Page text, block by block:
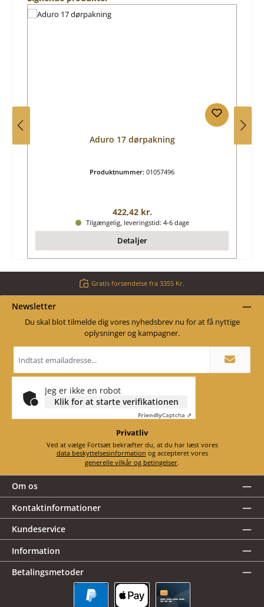
Aduro 17 dørpakning
Produktnummer: 01057496
Almindelig pris:
422,42 kr.
Tilgængelig, leveringstid: 4-6 dage
Detaljer
Gratis forsendelse fra 3355 Kr.
Newsletter
Du skal blot tilmelde dig vores nyhedsbrev nu for at få nyttige
oplysninger og kampagner.
adresse
*
Jeg er ikke en robot
Klik for at starte verifikationen
FriendlyCaptcha ⇗
Privatliv
Ved at vælge Fortsæt bekræfter du, at du har læst vores
data beskyttelsesinformation
og accepteret vores
generelle vilkår og betingelser.
Om os
Kontaktinformationer
Kundeservice
Information
Betalingsmetoder